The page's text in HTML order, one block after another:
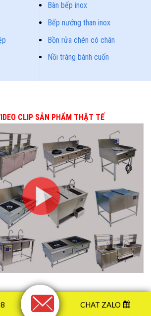
CHAT ZALO
Bàn bếp inox
Bếp nướng than inox
Bồn rửa chén có chân
Nồi tráng bánh cuốn
CLIP SẢN PHẨM THẬT TẾ
ĐỒ ĐẾN DOANH NGHIỆP